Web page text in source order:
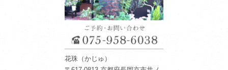
花珠（かじゅ）